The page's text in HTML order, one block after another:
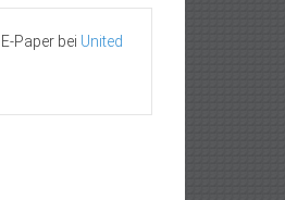
Paper bei United